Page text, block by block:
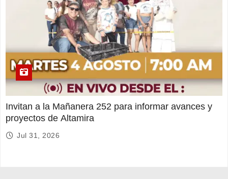
Invitan a la Mañanera 252 para informar avances y
proyectos de Altamira
Jul 31, 2026